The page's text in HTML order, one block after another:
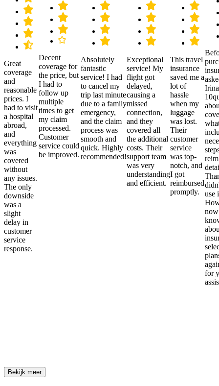
Great
coverage
and
reasonable
prices. I
had to visit
a hospital
abroad,
and
everything
was
covered
without
any issues.
The only
downside
was a
slight
delay in
customer
service
response.
Decent
coverage for
the price, but
I had to
follow up
multiple
times to get
my claim
processed.
Customer
service could
be improved.
Absolutely
fantastic
service! I had
to cancel my
trip last minute
due to a family
emergency,
and the claim
process was
smooth and
quick. Highly
recommended!
Exceptional
service! My
flight got
delayed,
causing a
missed
connection,
and they
covered all
the additional
costs. Their
support team
was very
understanding
and efficient.
This travel
insurance
saved me a
lot of
hassle
when my
luggage
was lost.
Their
customer
service
was top-
notch, and
I got
reimbursed
promptly.
use
for
Bekijk meer